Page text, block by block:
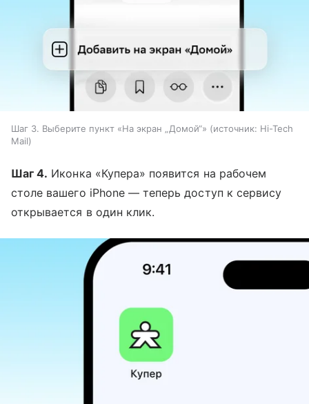
Шаг 3. Выберите пункт «На экран „Домой“» источник: Hi-Tech
Mail
Шаг 4. Иконка «Купера» появится на рабочем
столе вашего iPhone — теперь доступ к сервису
открывается в один клик.